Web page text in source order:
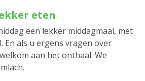
eten
een lekker middagmaal, met
En als u ergens vragen over
aan het onthaal. We